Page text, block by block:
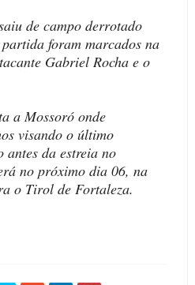
de campo derrotado
foram marcados na
Gabriel Rocha e o
a Mossoró onde
visando o último
antes da estreia no
no próximo dia 06, na
o Tirol de Fortaleza.